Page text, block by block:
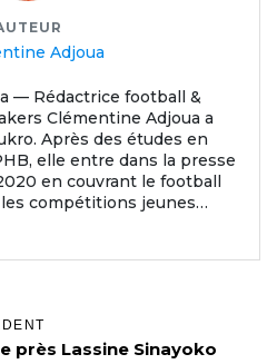
Adjoua
— Rédactrice football &
Clémentine Adjoua a
Après des études en
elle entre dans la presse
en couvrant le football
compétitions jeunes…
près Lassine Sinayoko